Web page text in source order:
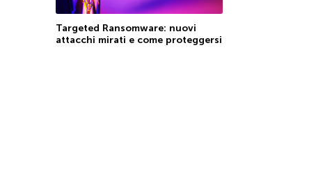
Targeted Ransomware: nuovi
attacchi mirati e come proteggersi